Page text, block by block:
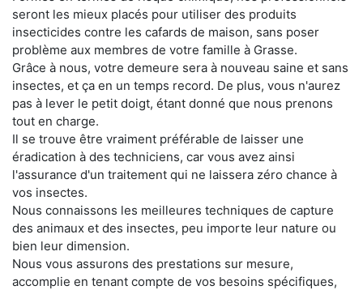
seront les mieux placés pour utiliser des produits
insecticides contre les cafards de maison, sans poser
problème aux membres de votre famille à Grasse.
Grâce à nous, votre demeure sera à nouveau saine et sans
insectes, et ça en un temps record. De plus, vous n'aurez
pas à lever le petit doigt, étant donné que nous prenons
tout en charge.
Il se trouve être vraiment préférable de laisser une
éradication à des techniciens, car vous avez ainsi
l'assurance d'un traitement qui ne laissera zéro chance à
vos insectes.
Nous connaissons les meilleures techniques de capture
des animaux et des insectes, peu importe leur nature ou
bien leur dimension.
Nous vous assurons des prestations sur mesure,
accomplie en tenant compte de vos besoins spécifiques,